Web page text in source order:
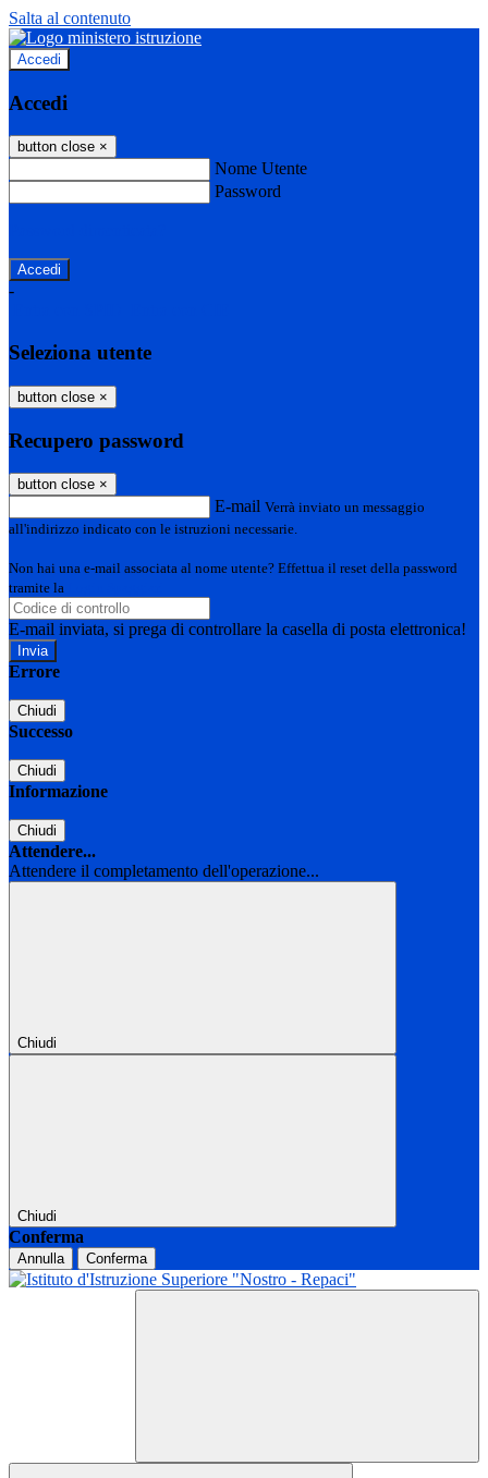
Salta al contenuto
Accedi
Accedi
button close ×
Nome Utente
Password
-
Seleziona utente
button close ×
Recupero password
button close ×
E-mail Verrà inviato un messaggio
all'indirizzo indicato con le istruzioni necessarie.
Non hai una e-mail associata al nome utente? Effettua il reset della password
tramite la
E-mail inviata, si prega di controllare la casella di posta elettronica!
Errore
Chiudi
Successo
Chiudi
Informazione
Chiudi
Attendere...
Attendere il completamento dell'operazione...
Chiudi
Chiudi
Conferma
Annulla Conferma